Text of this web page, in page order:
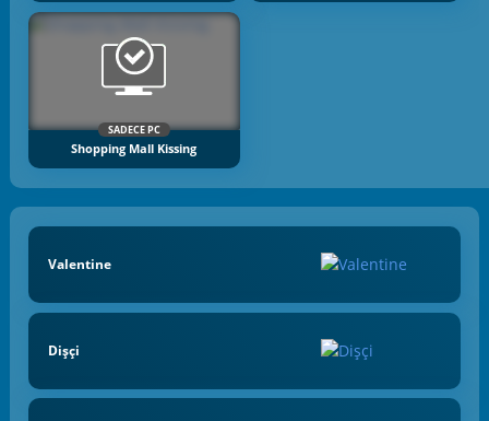
SADECE PC
Shopping Mall Kissing
Valentine
Dişçi